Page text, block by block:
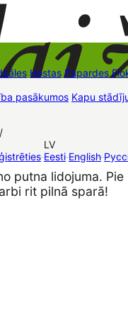
LV
Eesti English
Hostas Papardes
pasākumos Kapu
putna lidojuma. Pie
rit pilnā sparā!